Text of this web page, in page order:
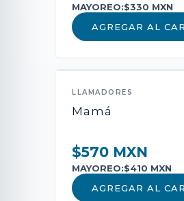
MAYOREO:$330 MXN
AGREGAR AL
LLAMADORES
Mamá
$570 MXN
MAYOREO:$410 MXN
AGREGAR AL